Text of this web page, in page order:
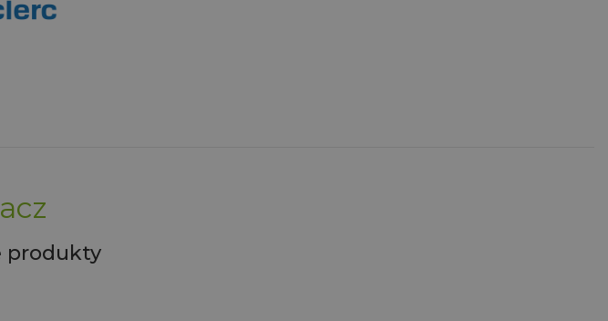
produkty